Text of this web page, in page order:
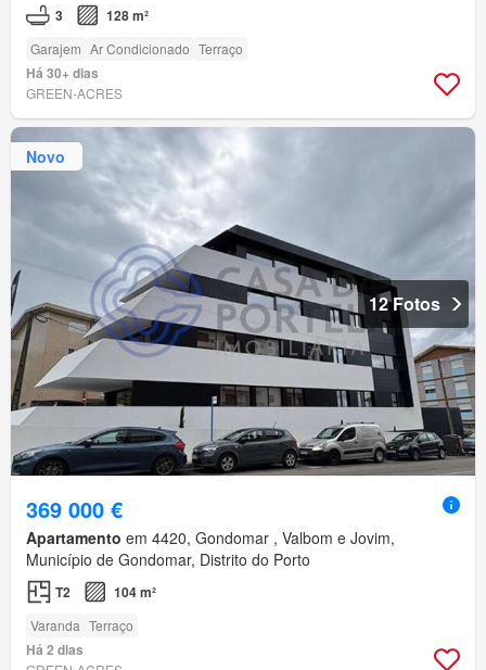
3 128 m²
Garajem Ar Condicionado Terraço
Há 30+ dias
GREEN-ACRES
Novo
12 Fotos
369 000 €
Apartamento em 4420, Gondomar , Valbom e Jovim,
Município de Gondomar, Distrito do Porto
T2 104 m²
Varanda Terraço
Há 2 dias